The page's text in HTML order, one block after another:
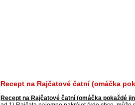
Recept na Rajčatové čatní (omáčka
Recept na Rajčatové čatní (omáčka pokaždé